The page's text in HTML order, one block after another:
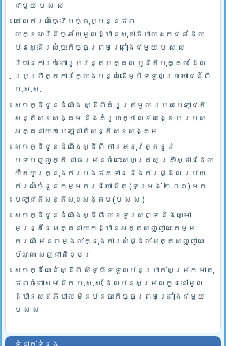
ជាមួយ ប.ស.ស.
គោលការណ៍ធ្វើបច្ចុប្បន្នភាព
លក្ខណៈវិនិច្ឆ័យមួលដ្ឋានសុខាភិបាលឯកជន ដែល
បានស្នើរសុំចុះកិច្ចព្រមព្រៀងជាមួយ ប.ស.ស.
វិធានការចំពោះរូបវន្តបុគ្គល ឫនីតិបុគ្គល ដែល
ប្រព្រឹត្តការក្លែងបន្លំដើម្បីទទួលប្រយោជន៍ពី
ប.ស.ស.
សេចក្ដីជូនដំណឹង ស្ដីពីគំរូត្រាមូល របស់បេឡាជាតិ
សន្តិសុខសង្គម និងគំរូហត្ថលេខាសង្ខេប របស់
អគ្គនាយកបេឡាជាតិសន្តិសុខសង្គម
សេចក្ដីជូនដំណឹងស្ដីពី ការអនុវត្តនូវ
បទបញ្ញត្តិ ជាធរមានចំពោះសហគ្រាស គ្រឹះស្ថានដែល
យឺតយូរក្នុងការបង់ភាគទាន និងការផ្ដល់ របាយ
ការណ៍ចំនួនកម្មករនិយោជិត (ទម្រង់ ២.០១) មក
បេឡាជាតិសន្តិសុខសង្គម(ប.ស.ស.)
សេចក្ដីជូនដំណឹងស្ដីពី លេខទូរសព្ទ និងឈ្មោះ
មន្រ្តីនៃអគ្គនាយកដ្ឋានអត្តសញ្ញាណកម្ម
ករណី មានចម្ងល់ក្នុងការសុំផ្ដល់អត្តសញ្ញាណ
ប័ណ្ណ សញ្ជាតិខ្មែរ
សេចក្ដីណែនាំស្ដីពី សិទ្ធិទទួលបានប្រាក់សម្រាក មាតុ
ភាពចំពោះសមាជិក ប.ស.ស. ដែលបានសម្រាលកូននៅមូល
ដ្ឋានសុខាភិបាល មិនបានចុះកិច្ចព្រមព្រៀងជាមួយ
ប.ស.ស.